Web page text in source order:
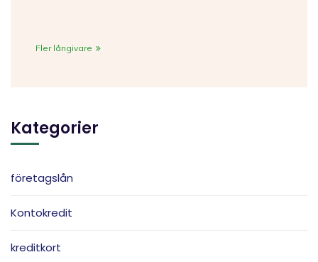
Fler långivare
Kategorier
företagslån
Kontokredit
kreditkort